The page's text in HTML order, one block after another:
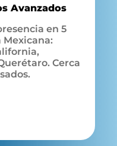
Avanzados
en 5
Mexicana:
Cerca